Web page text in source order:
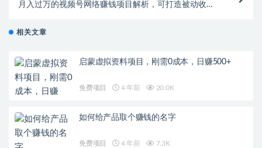
月入过万的视频号网络赚钱项目解析，可打造被动收
相关文章
启蒙虚拟资料项目，刚需0成本，日赚500+
免费项目 4 年前 20.0K
如何给产品取个赚钱的名字
免费项目 4 年前 7.3K